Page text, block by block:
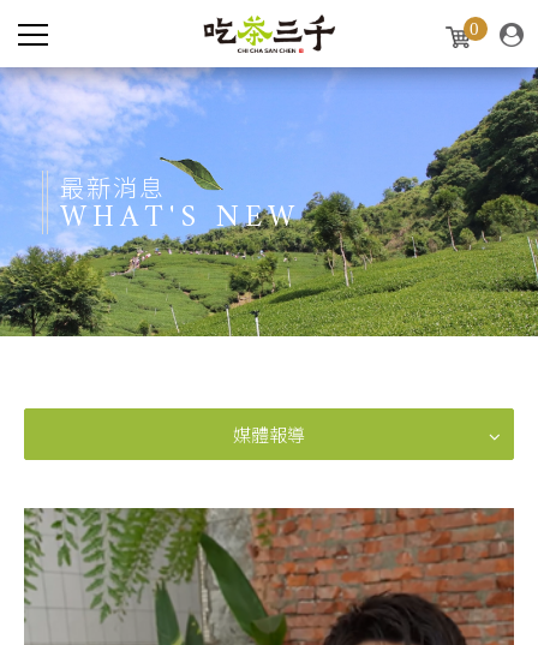
最新消息
WHAT'S NEW
媒體報導
0